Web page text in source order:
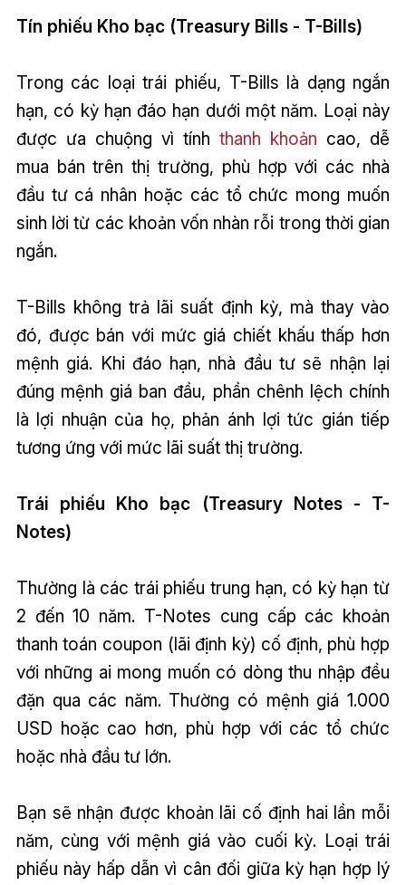
Tín phiếu Kho bạc (Treasury Bills - T-Bills)
Trong các loại trái phiếu, T-Bills là dạng ngắn
hạn, có kỳ hạn đáo hạn dưới một năm. Loại này
được ưa chuộng vì tínhthanh khoản cao, dễ
mua bán trên thị trường, phù hợp với các nhà
đầu tư cá nhân hoặc các tổ chức mong muốn
sinh lời từ các khoản vốn nhàn rỗi trong thời gian
ngắn.
T-Bills không trả lãi suất định kỳ, mà thay vào
đó, được bán với mức giá chiết khấu thấp hơn
mệnh giá. Khi đáo hạn, nhà đầu tư sẽ nhận lại
đúng mệnh giá ban đầu, phần chênh lệch chính
là lợi nhuận của họ, phản ánh lợi tức gián tiếp
tương ứng với mức lãi suất thị trường.
Trái phiếu Kho bạc (Treasury Notes - T-
Notes)
Thường là các trái phiếu trung hạn, có kỳ hạn từ
2 đến 10 năm. T-Notes cung cấp các khoản
thanh toán coupon (lãi định kỳ) cố định, phù hợp
với những ai mong muốn có dòng thu nhập đều
đặn qua các năm. Thường có mệnh giá 1.000
USD hoặc cao hơn, phù hợp với các tổ chức
hoặc nhà đầu tư lớn.
Bạn sẽ nhận được khoản lãi cố định hai lần mỗi
năm, cùng với mệnh giá vào cuối kỳ. Loại trái
phiếu này hấp dẫn vì cân đối giữa kỳ hạn hợp lý